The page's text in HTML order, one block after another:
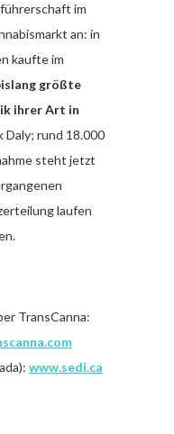
im
an: in
kaufte im
größte
ihrer Art in
Daly; rund 18.000
steht jetzt
laufen
TransCanna:
www.sedi.ca